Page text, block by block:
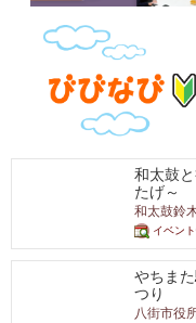
和太鼓
たげ～
和太鼓鈴
イベン
やちま
つり
八街市役